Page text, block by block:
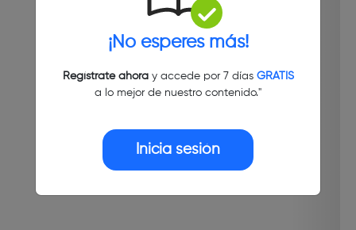
¡No esperes más!
Regístrate ahoray accede por 7 días GRATIS
a lo mejor de nuestro contenido."
Inicia sesión